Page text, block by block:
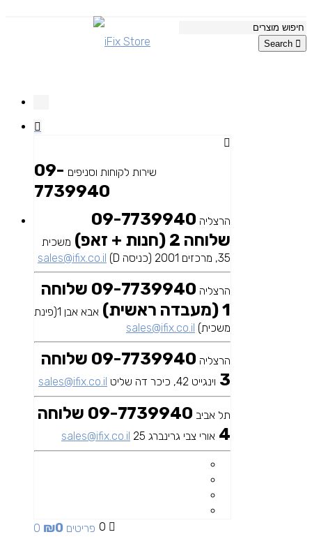
Search
שירות לקוחות וסניפים 09-
7739940
הרצליה 09-7739940
שלוחה 2 (חנות + זאפ)
משכית
35, מרכזים 2001 (כניסה D)
sales@ifix.co.il
הרצליה
09-7739940 שלוחה
1 (מעבדה ראשית)
אבא אבן 1(פינת
משכית) sales@ifix.co.il
הרצליה
09-7739940 שלוחה
3 וינגייט 42, כיכר דה שליט sales@ifix.co.il
תל אביב
09-7739940 שלוחה
4 אורי צבי גרינברג 25 sales@ifix.co.il
0 0 פריטים ₪0